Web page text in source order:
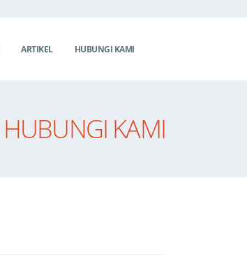
ARTIKEL HUBUNGI KAMI
HUBUNGI KAMI